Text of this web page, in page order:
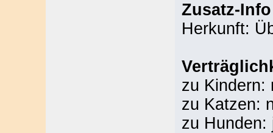
Zusatz-Info
Herkunft:
zu Kindern:
zu Katzen:
zu Hunden: